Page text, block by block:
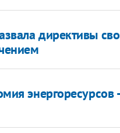
директивы
энергоресурсов